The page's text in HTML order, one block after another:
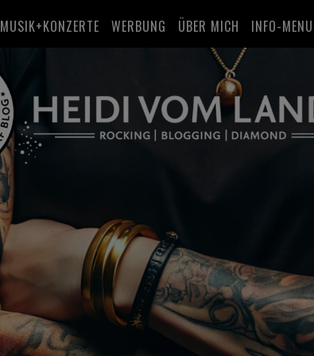
MUSIK+KONZERTE WERBUNG ÜBER MICH INFO-